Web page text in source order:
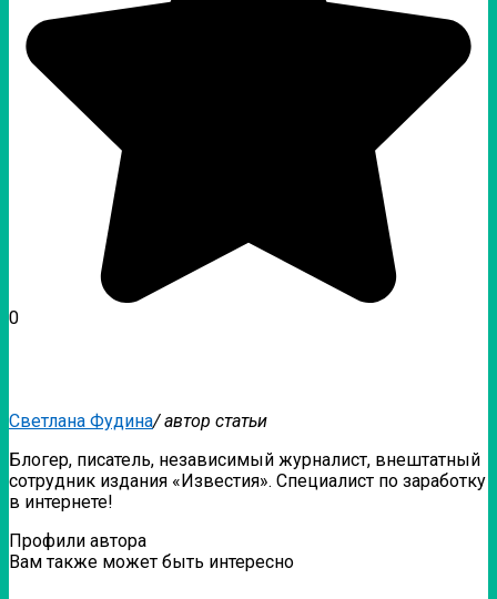
0
Светлана Фудина/ автор статьи
Блогер, писатель, независимый журналист, внештатный
сотрудник издания «Известия». Специалист по заработку
в интернете!
Профили автора
Вам также может быть интересно